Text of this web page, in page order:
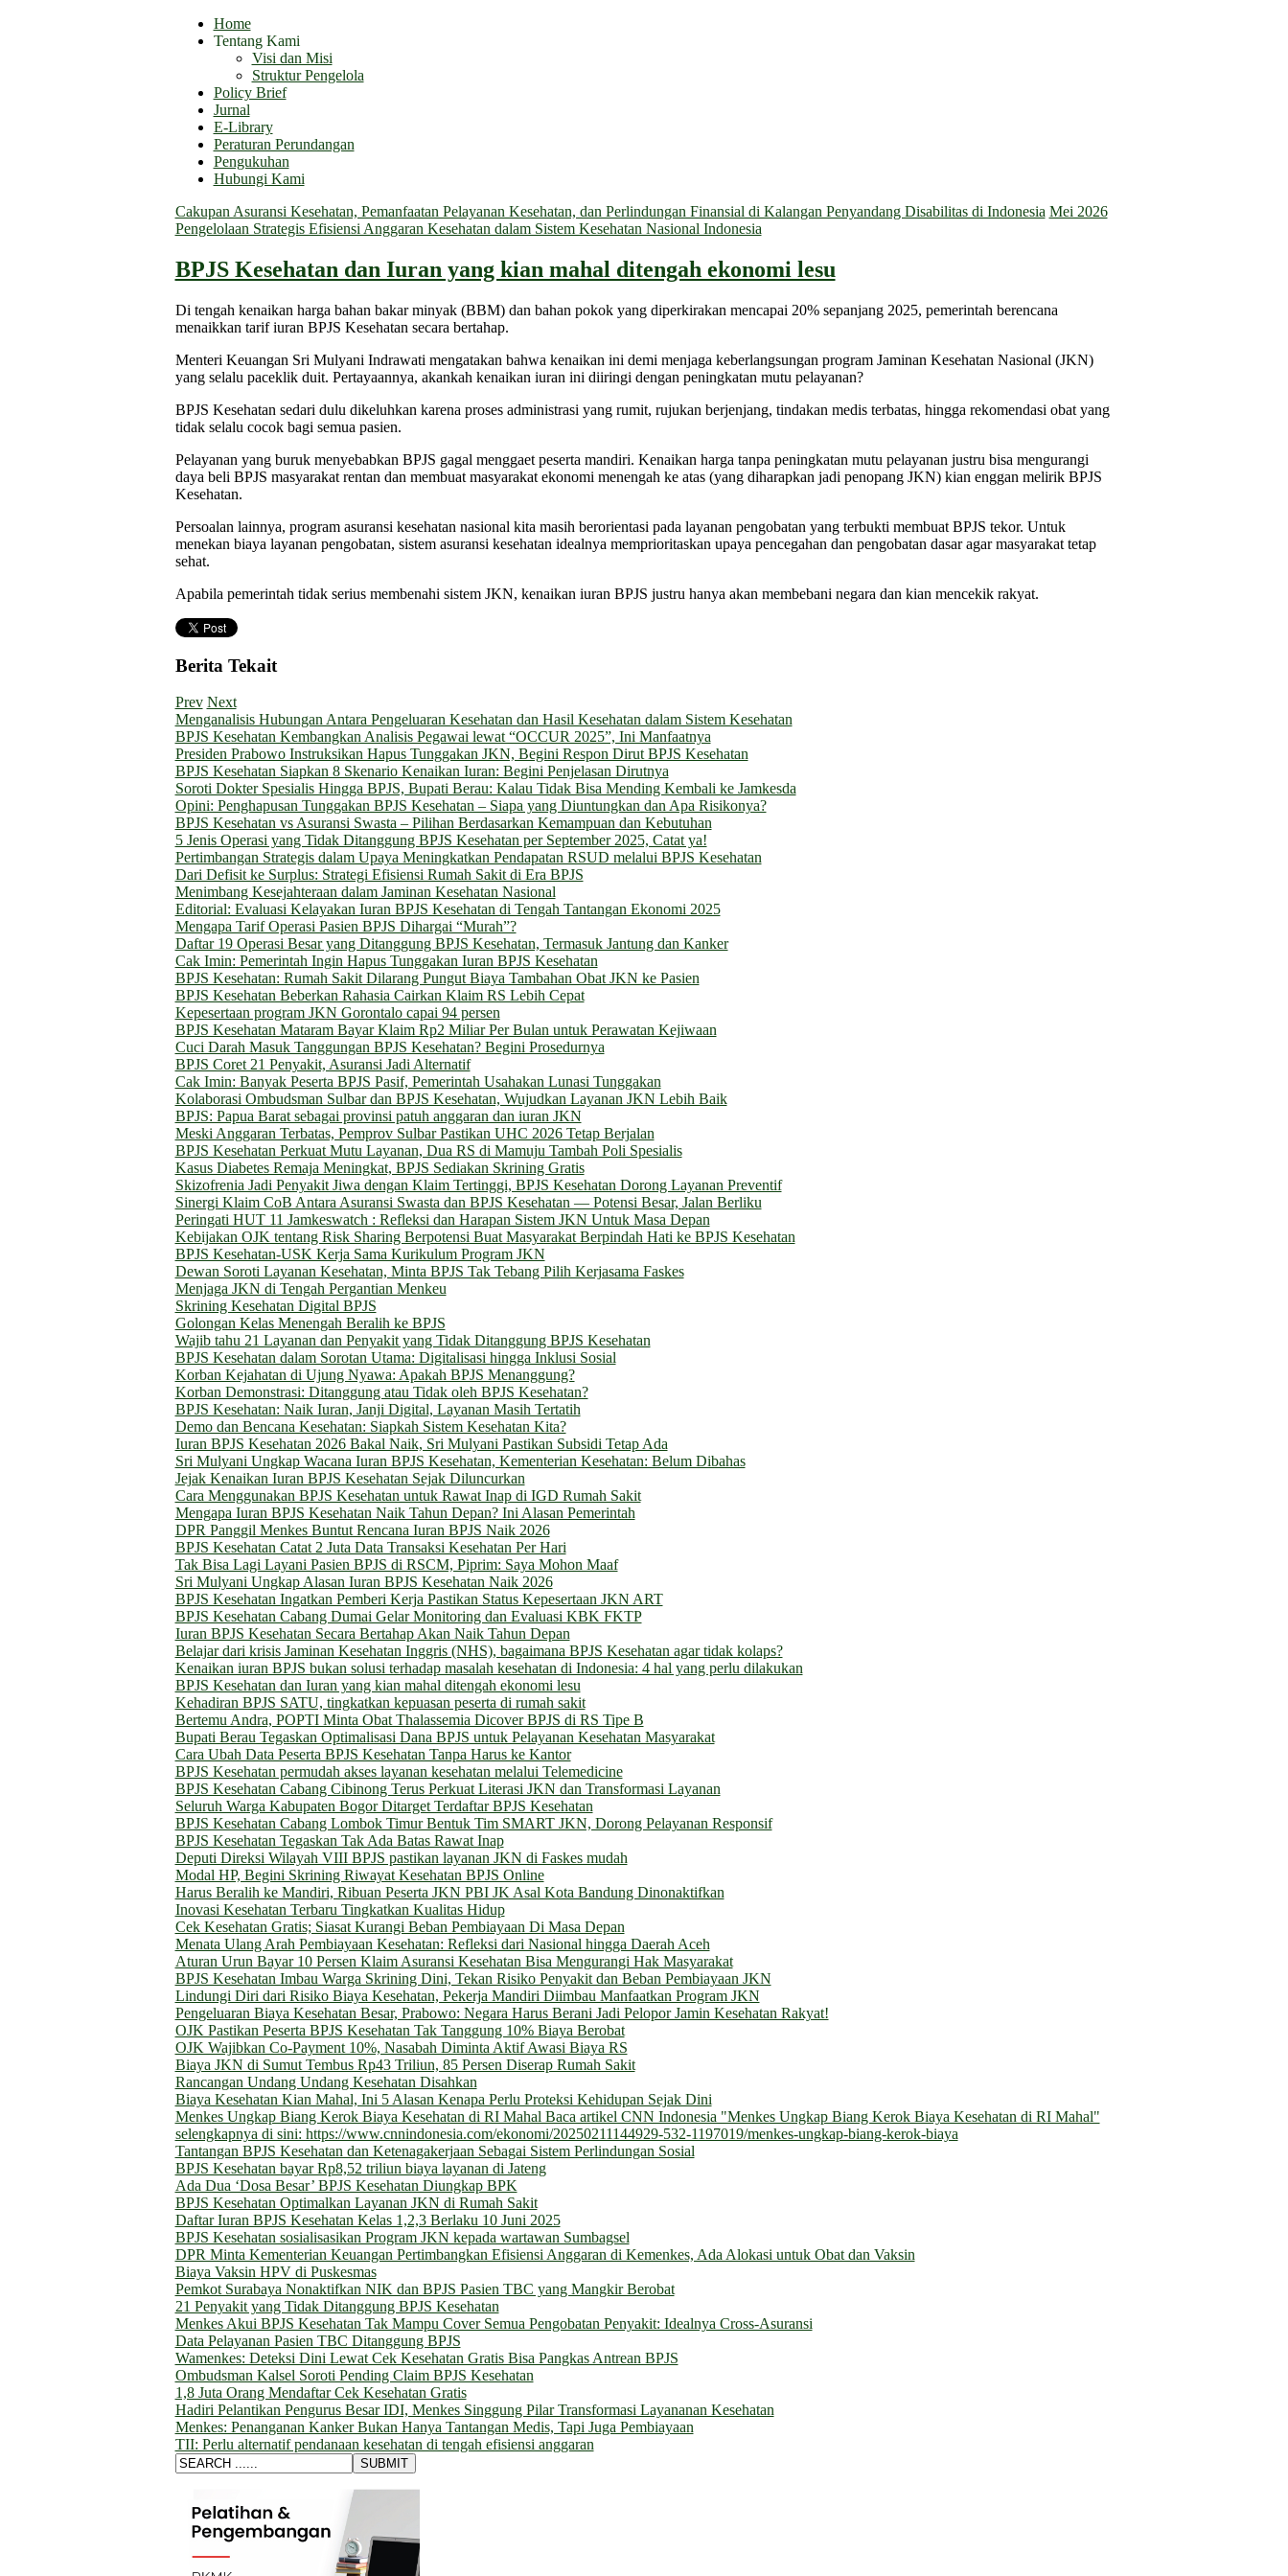
Home
Tentang Kami
Visi dan Misi
Struktur Pengelola
Policy Brief
Jurnal
E-Library
Peraturan Perundangan
Pengukuhan
Hubungi Kami
Cakupan Asuransi Kesehatan, Pemanfaatan Pelayanan Kesehatan, dan Perlindungan Finansial di Kalangan Penyandang Disabilitas di Indonesia Mei 2026
Pengelolaan Strategis Efisiensi Anggaran Kesehatan dalam Sistem Kesehatan Nasional Indonesia
BPJS Kesehatan dan Iuran yang kian mahal ditengah ekonomi lesu
Di tengah kenaikan harga bahan bakar minyak (BBM) dan bahan pokok yang diperkirakan mencapai 20% sepanjang 2025, pemerintah berencana
menaikkan tarif iuran BPJS Kesehatan secara bertahap.
Menteri Keuangan Sri Mulyani Indrawati mengatakan bahwa kenaikan ini demi menjaga keberlangsungan program Jaminan Kesehatan Nasional (JKN)
yang selalu paceklik duit. Pertayaannya, akankah kenaikan iuran ini diiringi dengan peningkatan mutu pelayanan?
BPJS Kesehatan sedari dulu dikeluhkan karena proses administrasi yang rumit, rujukan berjenjang, tindakan medis terbatas, hingga rekomendasi obat yang
tidak selalu cocok bagi semua pasien.
Pelayanan yang buruk menyebabkan BPJS gagal menggaet peserta mandiri. Kenaikan harga tanpa peningkatan mutu pelayanan justru bisa mengurangi
daya beli BPJS masyarakat rentan dan membuat masyarakat ekonomi menengah ke atas (yang diharapkan jadi penopang JKN) kian enggan melirik BPJS
Kesehatan.
Persoalan lainnya, program asuransi kesehatan nasional kita masih berorientasi pada layanan pengobatan yang terbukti membuat BPJS tekor. Untuk
menekan biaya layanan pengobatan, sistem asuransi kesehatan idealnya memprioritaskan upaya pencegahan dan pengobatan dasar agar masyarakat tetap
sehat.
Apabila pemerintah tidak serius membenahi sistem JKN, kenaikan iuran BPJS justru hanya akan membebani negara dan kian mencekik rakyat.
Berita Tekait
Prev Next
Menganalisis Hubungan Antara Pengeluaran Kesehatan dan Hasil Kesehatan dalam Sistem Kesehatan
BPJS Kesehatan Kembangkan Analisis Pegawai lewat “OCCUR 2025”, Ini Manfaatnya
Presiden Prabowo Instruksikan Hapus Tunggakan JKN, Begini Respon Dirut BPJS Kesehatan
BPJS Kesehatan Siapkan 8 Skenario Kenaikan Iuran: Begini Penjelasan Dirutnya
Soroti Dokter Spesialis Hingga BPJS, Bupati Berau: Kalau Tidak Bisa Mending Kembali ke Jamkesda
Opini: Penghapusan Tunggakan BPJS Kesehatan – Siapa yang Diuntungkan dan Apa Risikonya?
BPJS Kesehatan vs Asuransi Swasta – Pilihan Berdasarkan Kemampuan dan Kebutuhan
5 Jenis Operasi yang Tidak Ditanggung BPJS Kesehatan per September 2025, Catat ya!
Pertimbangan Strategis dalam Upaya Meningkatkan Pendapatan RSUD melalui BPJS Kesehatan
Dari Defisit ke Surplus: Strategi Efisiensi Rumah Sakit di Era BPJS
Menimbang Kesejahteraan dalam Jaminan Kesehatan Nasional
Editorial: Evaluasi Kelayakan Iuran BPJS Kesehatan di Tengah Tantangan Ekonomi 2025
Mengapa Tarif Operasi Pasien BPJS Dihargai “Murah”?
Daftar 19 Operasi Besar yang Ditanggung BPJS Kesehatan, Termasuk Jantung dan Kanker
Cak Imin: Pemerintah Ingin Hapus Tunggakan Iuran BPJS Kesehatan
BPJS Kesehatan: Rumah Sakit Dilarang Pungut Biaya Tambahan Obat JKN ke Pasien
BPJS Kesehatan Beberkan Rahasia Cairkan Klaim RS Lebih Cepat
Kepesertaan program JKN Gorontalo capai 94 persen
BPJS Kesehatan Mataram Bayar Klaim Rp2 Miliar Per Bulan untuk Perawatan Kejiwaan
Cuci Darah Masuk Tanggungan BPJS Kesehatan? Begini Prosedurnya
BPJS Coret 21 Penyakit, Asuransi Jadi Alternatif
Cak Imin: Banyak Peserta BPJS Pasif, Pemerintah Usahakan Lunasi Tunggakan
Kolaborasi Ombudsman Sulbar dan BPJS Kesehatan, Wujudkan Layanan JKN Lebih Baik
BPJS: Papua Barat sebagai provinsi patuh anggaran dan iuran JKN
Meski Anggaran Terbatas, Pemprov Sulbar Pastikan UHC 2026 Tetap Berjalan
BPJS Kesehatan Perkuat Mutu Layanan, Dua RS di Mamuju Tambah Poli Spesialis
Kasus Diabetes Remaja Meningkat, BPJS Sediakan Skrining Gratis
Skizofrenia Jadi Penyakit Jiwa dengan Klaim Tertinggi, BPJS Kesehatan Dorong Layanan Preventif
Sinergi Klaim CoB Antara Asuransi Swasta dan BPJS Kesehatan — Potensi Besar, Jalan Berliku
Peringati HUT 11 Jamkeswatch : Refleksi dan Harapan Sistem JKN Untuk Masa Depan
Kebijakan OJK tentang Risk Sharing Berpotensi Buat Masyarakat Berpindah Hati ke BPJS Kesehatan
BPJS Kesehatan-USK Kerja Sama Kurikulum Program JKN
Dewan Soroti Layanan Kesehatan, Minta BPJS Tak Tebang Pilih Kerjasama Faskes
Menjaga JKN di Tengah Pergantian Menkeu
Skrining Kesehatan Digital BPJS
Golongan Kelas Menengah Beralih ke BPJS
Wajib tahu 21 Layanan dan Penyakit yang Tidak Ditanggung BPJS Kesehatan
BPJS Kesehatan dalam Sorotan Utama: Digitalisasi hingga Inklusi Sosial
Korban Kejahatan di Ujung Nyawa: Apakah BPJS Menanggung?
Korban Demonstrasi: Ditanggung atau Tidak oleh BPJS Kesehatan?
BPJS Kesehatan: Naik Iuran, Janji Digital, Layanan Masih Tertatih
Demo dan Bencana Kesehatan: Siapkah Sistem Kesehatan Kita?
Iuran BPJS Kesehatan 2026 Bakal Naik, Sri Mulyani Pastikan Subsidi Tetap Ada
Sri Mulyani Ungkap Wacana Iuran BPJS Kesehatan, Kementerian Kesehatan: Belum Dibahas
Jejak Kenaikan Iuran BPJS Kesehatan Sejak Diluncurkan
Cara Menggunakan BPJS Kesehatan untuk Rawat Inap di IGD Rumah Sakit
Mengapa Iuran BPJS Kesehatan Naik Tahun Depan? Ini Alasan Pemerintah
DPR Panggil Menkes Buntut Rencana Iuran BPJS Naik 2026
BPJS Kesehatan Catat 2 Juta Data Transaksi Kesehatan Per Hari
Tak Bisa Lagi Layani Pasien BPJS di RSCM, Piprim: Saya Mohon Maaf
Sri Mulyani Ungkap Alasan Iuran BPJS Kesehatan Naik 2026
BPJS Kesehatan Ingatkan Pemberi Kerja Pastikan Status Kepesertaan JKN ART
BPJS Kesehatan Cabang Dumai Gelar Monitoring dan Evaluasi KBK FKTP
Iuran BPJS Kesehatan Secara Bertahap Akan Naik Tahun Depan
Belajar dari krisis Jaminan Kesehatan Inggris (NHS), bagaimana BPJS Kesehatan agar tidak kolaps?
Kenaikan iuran BPJS bukan solusi terhadap masalah kesehatan di Indonesia: 4 hal yang perlu dilakukan
BPJS Kesehatan dan Iuran yang kian mahal ditengah ekonomi lesu
Kehadiran BPJS SATU, tingkatkan kepuasan peserta di rumah sakit
Bertemu Andra, POPTI Minta Obat Thalassemia Dicover BPJS di RS Tipe B
Bupati Berau Tegaskan Optimalisasi Dana BPJS untuk Pelayanan Kesehatan Masyarakat
Cara Ubah Data Peserta BPJS Kesehatan Tanpa Harus ke Kantor
BPJS Kesehatan permudah akses layanan kesehatan melalui Telemedicine
BPJS Kesehatan Cabang Cibinong Terus Perkuat Literasi JKN dan Transformasi Layanan
Seluruh Warga Kabupaten Bogor Ditarget Terdaftar BPJS Kesehatan
BPJS Kesehatan Cabang Lombok Timur Bentuk Tim SMART JKN, Dorong Pelayanan Responsif
BPJS Kesehatan Tegaskan Tak Ada Batas Rawat Inap
Deputi Direksi Wilayah VIII BPJS pastikan layanan JKN di Faskes mudah
Modal HP, Begini Skrining Riwayat Kesehatan BPJS Online
Harus Beralih ke Mandiri, Ribuan Peserta JKN PBI JK Asal Kota Bandung Dinonaktifkan
Inovasi Kesehatan Terbaru Tingkatkan Kualitas Hidup
Cek Kesehatan Gratis; Siasat Kurangi Beban Pembiayaan Di Masa Depan
Menata Ulang Arah Pembiayaan Kesehatan: Refleksi dari Nasional hingga Daerah Aceh
Aturan Urun Bayar 10 Persen Klaim Asuransi Kesehatan Bisa Mengurangi Hak Masyarakat
BPJS Kesehatan Imbau Warga Skrining Dini, Tekan Risiko Penyakit dan Beban Pembiayaan JKN
Lindungi Diri dari Risiko Biaya Kesehatan, Pekerja Mandiri Diimbau Manfaatkan Program JKN
Pengeluaran Biaya Kesehatan Besar, Prabowo: Negara Harus Berani Jadi Pelopor Jamin Kesehatan Rakyat!
OJK Pastikan Peserta BPJS Kesehatan Tak Tanggung 10% Biaya Berobat
OJK Wajibkan Co-Payment 10%, Nasabah Diminta Aktif Awasi Biaya RS
Biaya JKN di Sumut Tembus Rp43 Triliun, 85 Persen Diserap Rumah Sakit
Rancangan Undang Undang Kesehatan Disahkan
Biaya Kesehatan Kian Mahal, Ini 5 Alasan Kenapa Perlu Proteksi Kehidupan Sejak Dini
Menkes Ungkap Biang Kerok Biaya Kesehatan di RI Mahal Baca artikel CNN Indonesia "Menkes Ungkap Biang Kerok Biaya Kesehatan di RI Mahal"
selengkapnya di sini: https://www.cnnindonesia.com/ekonomi/20250211144929-532-1197019/menkes-ungkap-biang-kerok-biaya
Tantangan BPJS Kesehatan dan Ketenagakerjaan Sebagai Sistem Perlindungan Sosial
BPJS Kesehatan bayar Rp8,52 triliun biaya layanan di Jateng
Ada Dua ‘Dosa Besar’ BPJS Kesehatan Diungkap BPK
BPJS Kesehatan Optimalkan Layanan JKN di Rumah Sakit
Daftar Iuran BPJS Kesehatan Kelas 1,2,3 Berlaku 10 Juni 2025
BPJS Kesehatan sosialisasikan Program JKN kepada wartawan Sumbagsel
DPR Minta Kementerian Keuangan Pertimbangkan Efisiensi Anggaran di Kemenkes, Ada Alokasi untuk Obat dan Vaksin
Biaya Vaksin HPV di Puskesmas
Pemkot Surabaya Nonaktifkan NIK dan BPJS Pasien TBC yang Mangkir Berobat
21 Penyakit yang Tidak Ditanggung BPJS Kesehatan
Menkes Akui BPJS Kesehatan Tak Mampu Cover Semua Pengobatan Penyakit: Idealnya Cross-Asuransi
Data Pelayanan Pasien TBC Ditanggung BPJS
Wamenkes: Deteksi Dini Lewat Cek Kesehatan Gratis Bisa Pangkas Antrean BPJS
Ombudsman Kalsel Soroti Pending Claim BPJS Kesehatan
1,8 Juta Orang Mendaftar Cek Kesehatan Gratis
Hadiri Pelantikan Pengurus Besar IDI, Menkes Singgung Pilar Transformasi Layananan Kesehatan
Menkes: Penanganan Kanker Bukan Hanya Tantangan Medis, Tapi Juga Pembiayaan
TII: Perlu alternatif pendanaan kesehatan di tengah efisiensi anggaran